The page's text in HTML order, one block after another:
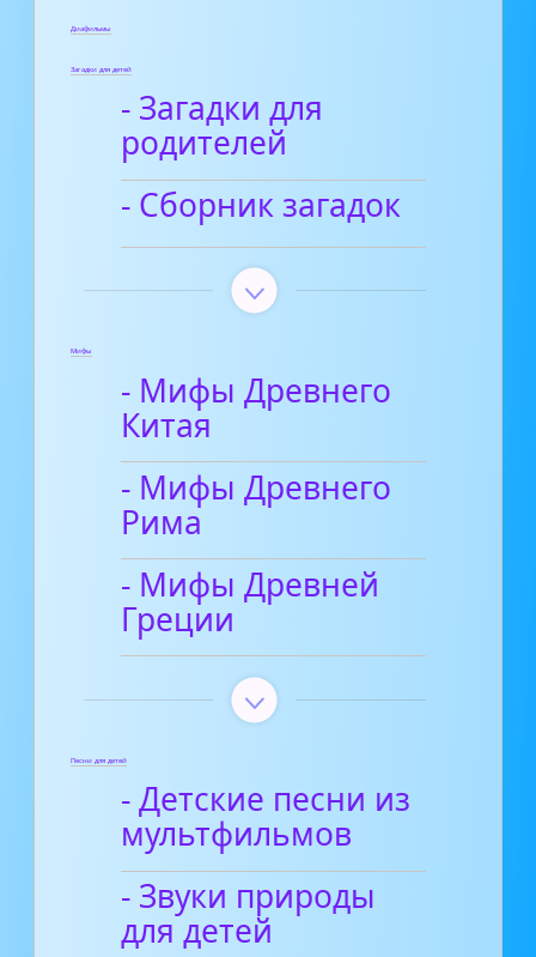
Диафильмы
Загадки для детей
- Загадки для
родителей
- Сборник загадок
Мифы
- Мифы Древнего
Китая
- Мифы Древнего
Рима
- Мифы Древней
Греции
Песни для детей
- Детские песни из
мультфильмов
- Звуки природы
для детей